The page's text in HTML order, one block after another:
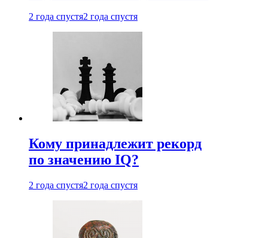
2 года спустя2 года спустя
Кому принадлежит рекорд
по значению IQ?
2 года спустя2 года спустя